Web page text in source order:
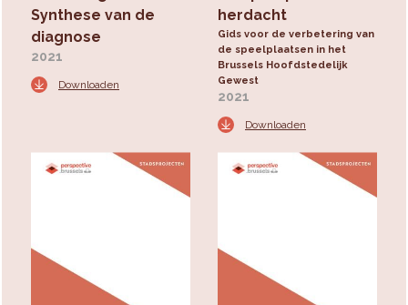
Synthese van de
diagnose
2021
Downloaden
herdacht
Gids voor de verbetering van
de speelplaatsen in het
Brussels Hoofdstedelijk
Gewest
2021
Downloaden